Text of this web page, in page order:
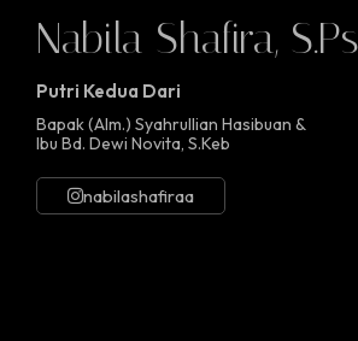
Nabila Shafira,
Putri Kedua Dari
Bapak (Alm.) Syahrullian Hasibuan &
Ibu Bd. Dewi Novita, S.Keb
nabilashafiraa